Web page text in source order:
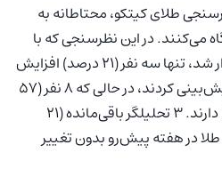
طلای کیتکو، محتاطانه به
می‌کنند. در این نظرسنجی که با
حضور ۱۴ نفر از تحلیلگران برگزار شد، تنها سه نفر (۲۱ درصد) افزایش
قیمت طلا در هفته آینده را پیش‌بینی کردند، در حالی که ۸ نفر (۵۷
درصد) انتظار کاهش قیمت را دارند. ۳ تحلیلگر باقی‌مانده (۲۱
در هفته پیش‌رو بدون تغییر